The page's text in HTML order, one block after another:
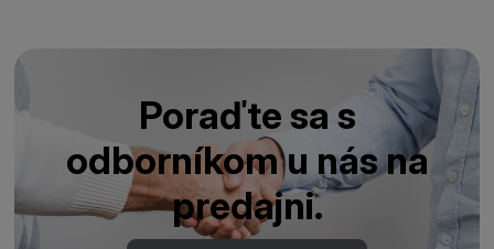
Poraďte sa s
odborníkom u nás na
predajni.